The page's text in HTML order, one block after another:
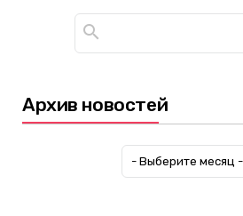
Архив новостей